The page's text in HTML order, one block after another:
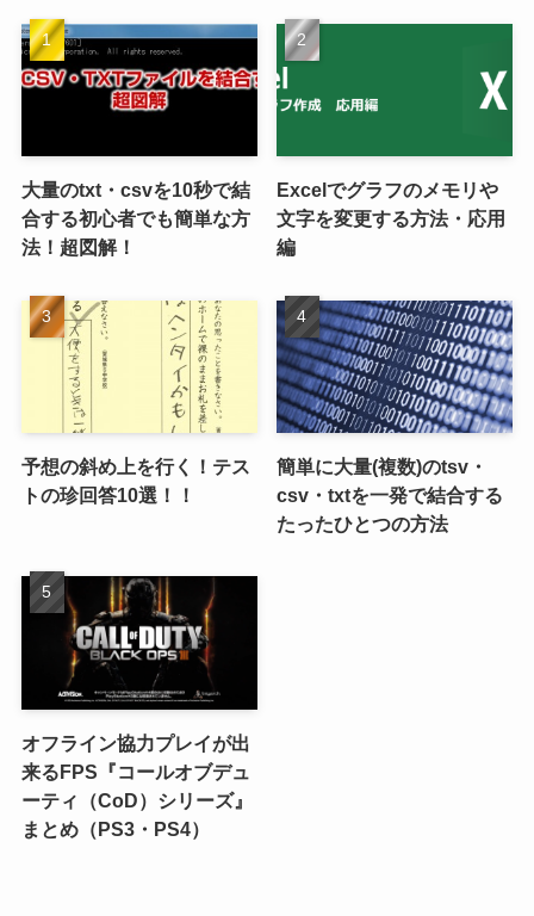
大量のtxt・csvを10秒で結
合する初心者でも簡単な方
法！超図解！
Excelでグラフのメモリや
文字を変更する方法・応用
編
予想の斜め上を行く！テス
トの珍回答10選！！
簡単に大量(複数)のtsv・
csv・txtを一発で結合する
たったひとつの方法
オフライン協力プレイが出
来るFPS『コールオブデュ
ーティ（CoD）シリーズ』
まとめ（PS3・PS4）